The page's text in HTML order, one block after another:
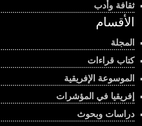
ثقافة وأدب
الأقسام
المجلة
كتاب قراءات
الموسوعة الإفريقية
إفريقيا في المؤشرات
دراسات وبحوث